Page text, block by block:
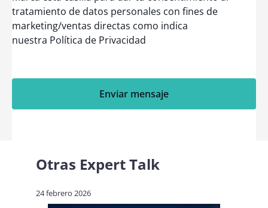
tratamiento de datos personales con fines de
marketing/ventas directas como indica
nuestra Política de Privacidad
Enviar mensaje
Otras Expert Talk
24 febrero 2026